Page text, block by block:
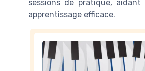
sessions de pratique,
apprentissage efficace.